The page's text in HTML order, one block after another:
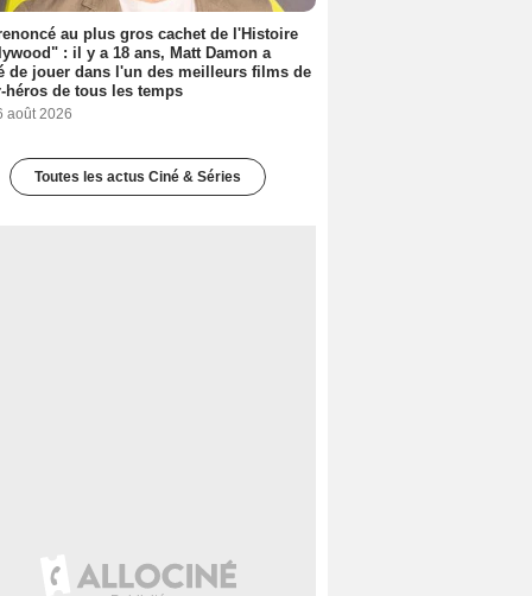
Oakland
Michael J. Pollard
au plus gros cachet de l'Histoire
: il y a 18 ans, Matt Damon a
de jouer dans l'un des meilleurs films de
héros de tous les temps
août 2026
Toutes les actus Ciné & Séries